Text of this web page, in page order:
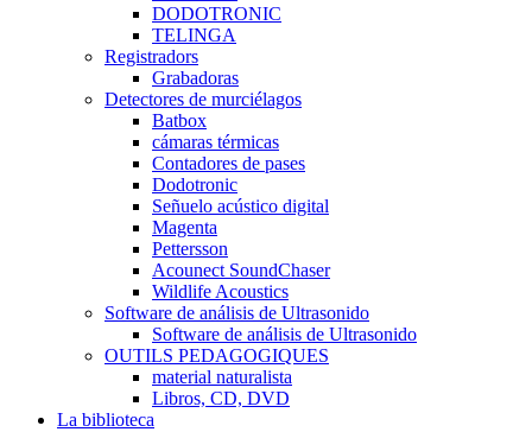
DODOTRONIC
TELINGA
Registradors
Grabadoras
Detectores de murciélagos
Batbox
cámaras térmicas
Contadores de pases
Dodotronic
Señuelo acústico digital
Magenta
Pettersson
Acounect SoundChaser
Wildlife Acoustics
Software de análisis de Ultrasonido
Software de análisis de Ultrasonido
OUTILS PEDAGOGIQUES
material naturalista
Libros, CD, DVD
La biblioteca